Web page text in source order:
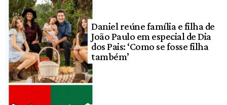
Daniel reúne família e filha de
João Paulo em especial de Dia
dos Pais: ‘Como se fosse filha
também’